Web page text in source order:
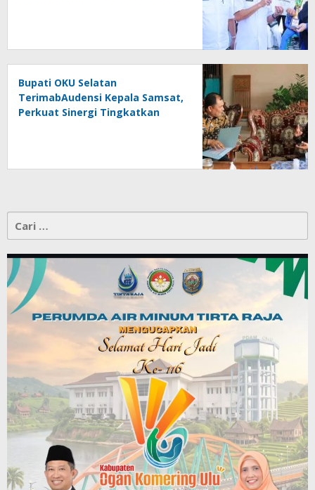
Bupati OKU Selatan
TerimabAudensi Kepala Samsat,
Perkuat Sinergi Tingkatkan
untuk: